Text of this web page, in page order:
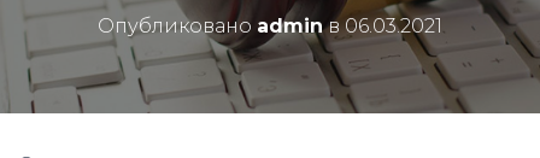
И
Т
Ь
Опубликовано adminв06.03.2021